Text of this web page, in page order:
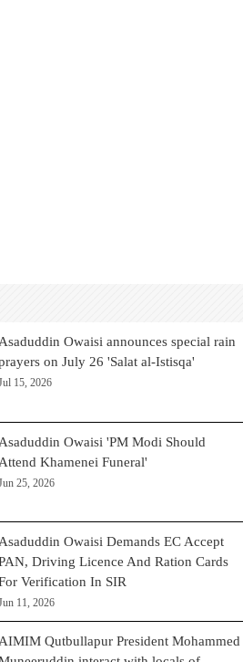
Owaisi announces special rain
on July 26 'Salat al-Istisqa'
15, 2026
Asaduddin Owaisi 'PM Modi Should
Attend Khamenei Funeral'
25, 2026
Asaduddin Owaisi Demands EC Accept
Driving Licence And Ration Cards
Verification In SIR
11, 2026
AIMIM Qutbullapur President Mohammed